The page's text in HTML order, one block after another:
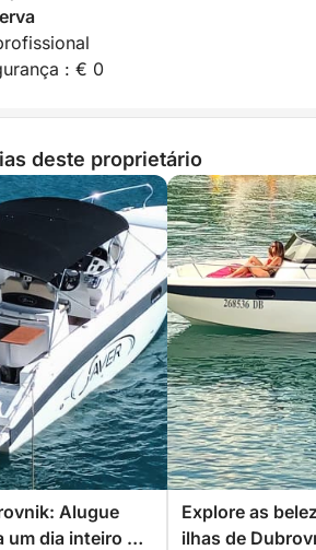
: € 0
deste proprietário
Alugue
um dia inteiro de
Explore as
ilhas de